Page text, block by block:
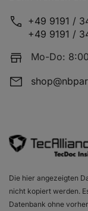
+49 9191 /
+49 9191 /
Mo-Do:
Die hier angezeigten
nicht kopiert werden.
Datenbank ohne